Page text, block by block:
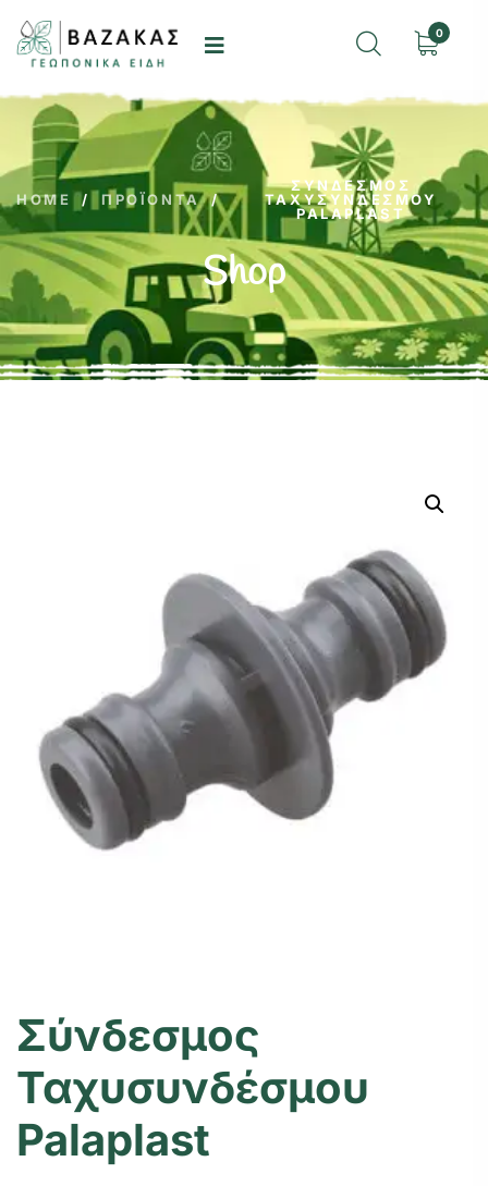
0
HOME / ΠΡΟΪΌΝΤΑ /
ΣΎΝΔΕΣΜΟΣ
ΤΑΧΥΣΥΝΔΈΣΜΟΥ
PALAPLAST
Shop
Σύνδεσμος
Ταχυσυνδέσμου
Palaplast